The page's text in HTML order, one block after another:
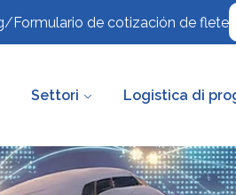
/Formulario de cotización de flete
Settori Logistica di